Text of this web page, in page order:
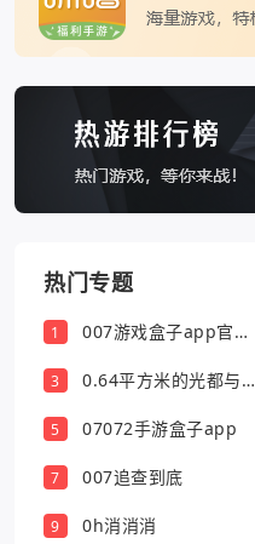
热门专题
1
007游戏盒子app官方
3
0.64平方米的光都与你
5 07072手游盒子app
7 007追查到底
9 0h消消消